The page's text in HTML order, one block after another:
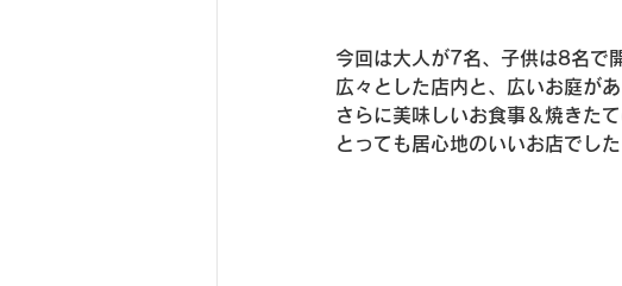
今回は大人が7名、子供は8名で
広々とした店内と、広いお庭が
さらに美味しいお食事＆焼きたて
とっても居心地のいいお店でした